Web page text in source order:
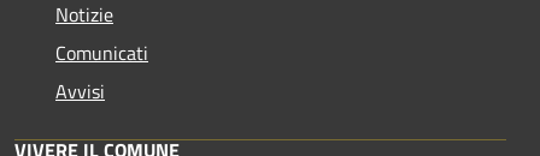
Notizie
Comunicati
Avvisi
VIVERE IL COMUNE